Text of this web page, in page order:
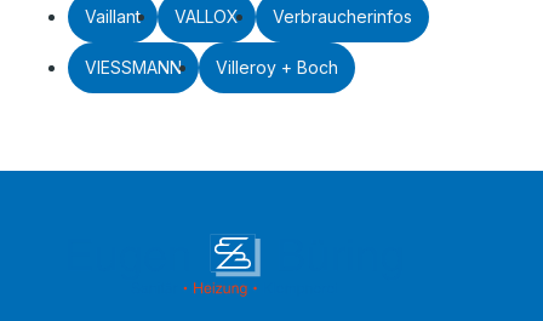
Vaillant VALLOX Verbraucherinfos
VIESSMANN Villeroy + Boch